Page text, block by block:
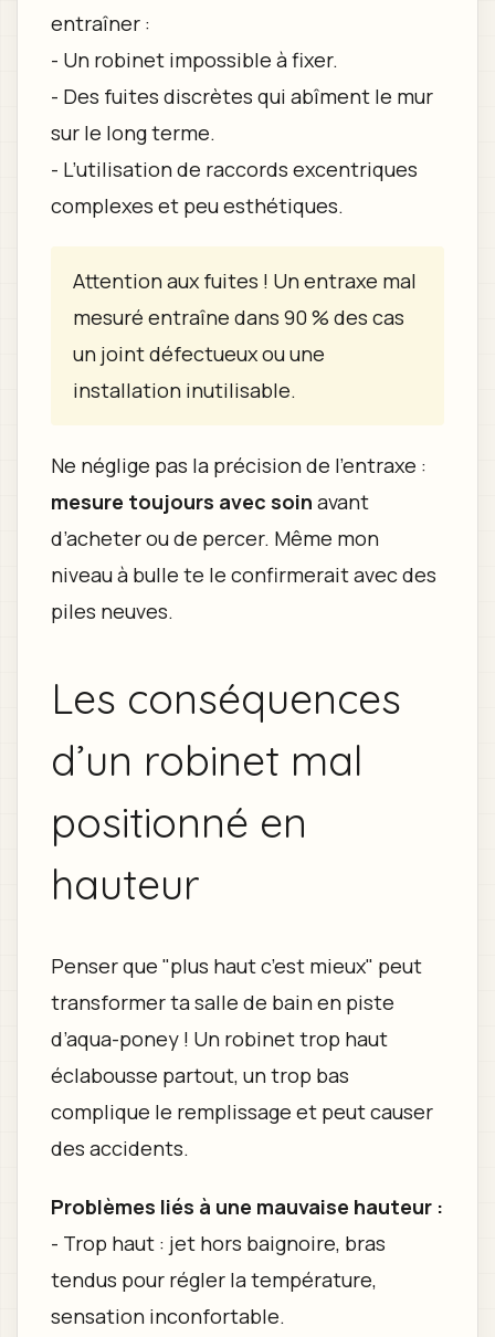
entraîner :
- Un robinet impossible à fixer.
- Des fuites discrètes qui abîment le mur
sur le long terme.
- L’utilisation de raccords excentriques
complexes et peu esthétiques.
Attention aux fuites ! Un entraxe mal
mesuré entraîne dans 90 % des cas
un joint défectueux ou une
installation inutilisable.
Ne néglige pas la précision de l’entraxe :
mesure toujours avec soin avant
d’acheter ou de percer. Même mon
niveau à bulle te le confirmerait avec des
piles neuves.
Les conséquences
d’un robinet mal
positionné en
hauteur
Penser que "plus haut c’est mieux" peut
transformer ta salle de bain en piste
d’aqua-poney ! Un robinet trop haut
éclabousse partout, un trop bas
complique le remplissage et peut causer
des accidents.
Problèmes liés à une mauvaise hauteur :
- Trop haut : jet hors baignoire, bras
tendus pour régler la température,
sensation inconfortable.